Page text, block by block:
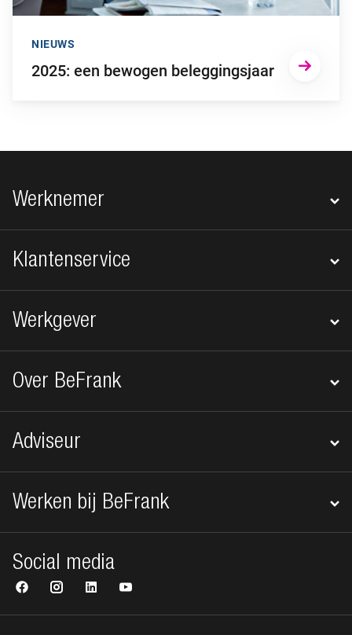
2025: een bewogen beleggingsjaar
NIEUWS
Footer navigatie
Werknemer
Klantenservice
Werkgever
Over BeFrank
Adviseur
Werken bij BeFrank
Social media